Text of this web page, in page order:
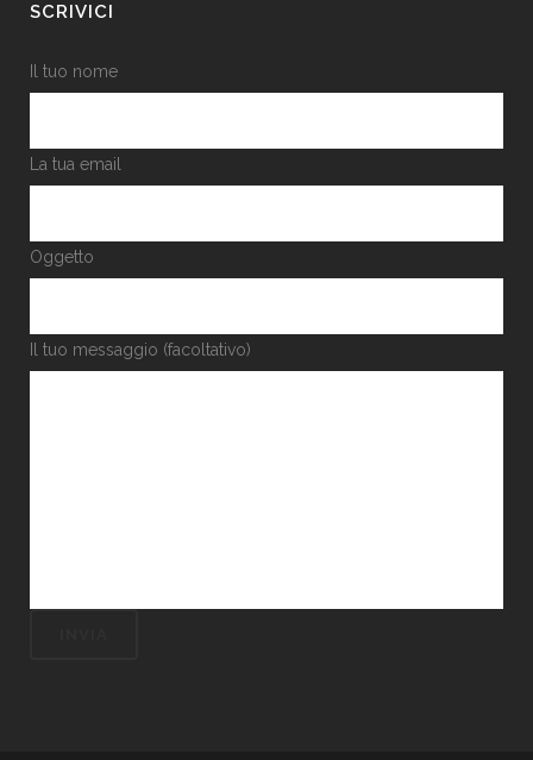
SCRIVICI
Il tuo nome
La tua email
Oggetto
Il tuo messaggio (facoltativo)